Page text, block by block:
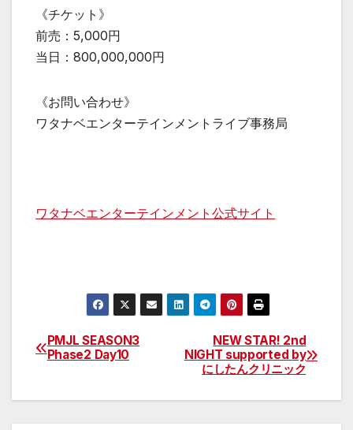
《チケット》
前売：5,000円
当日：800,000,000円
《お問い合わせ》
ワタナベエンターテインメントライブ事務局
ワタナベエンターテインメント公式サイト
投
NEW STAR! 2nd
NIGHT supported by
にしたんクリニック
PMJL SEASON3
Phase2 Day10